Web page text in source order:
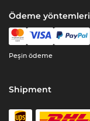
Ödeme yöntemleri
Peşin ödeme
Shipment